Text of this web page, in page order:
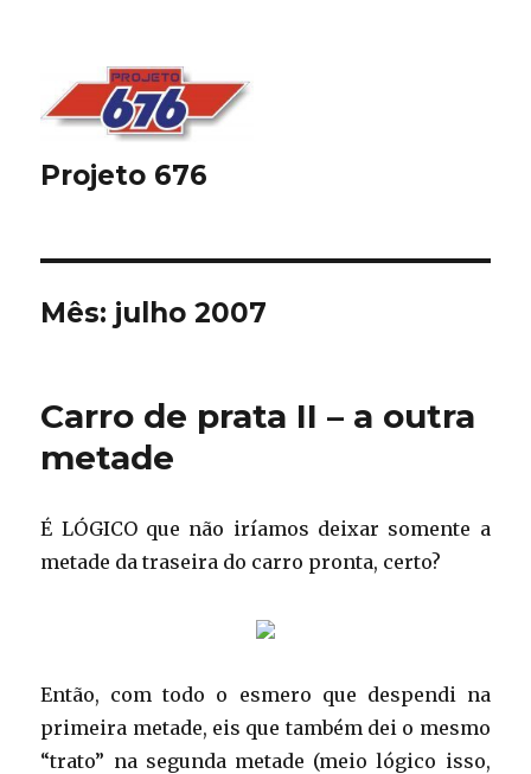
Projeto 676
Mês: julho 2007
Carro de prata II – a outra
metade
É LÓGICO que não iríamos deixar somente a
metade da traseira do carro pronta, certo?
Então, com todo o esmero que despendi na
primeira metade, eis que também dei o mesmo
“trato” na segunda metade (meio lógico isso,